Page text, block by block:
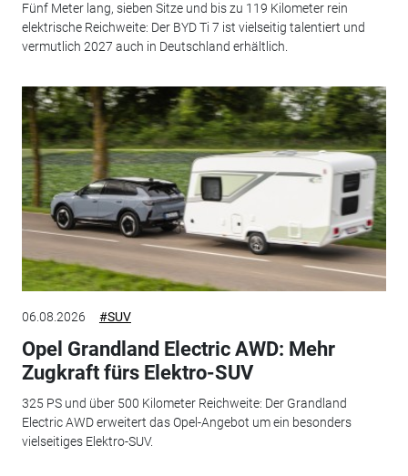
Fünf Meter lang, sieben Sitze und bis zu 119 Kilometer rein
elektrische Reichweite: Der BYD Ti 7 ist vielseitig talentiert und
vermutlich 2027 auch in Deutschland erhältlich.
06.08.2026 #SUV
Opel Grandland Electric AWD: Mehr
Zugkraft fürs Elektro-SUV
325 PS und über 500 Kilometer Reichweite: Der Grandland
Electric AWD erweitert das Opel-Angebot um ein besonders
vielseitiges Elektro-SUV.